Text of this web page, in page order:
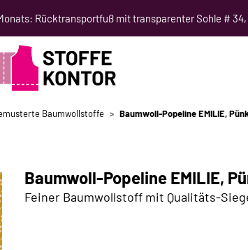
Rücktransportfuß mit transparenter Sohle # 34,
NÄHKURSE
Baumwollstoffe Baumwoll-Popeline EMILIE,
Baumwoll-Popeline EMILIE,
Feiner Baumwollstoff mit Qualitäts-